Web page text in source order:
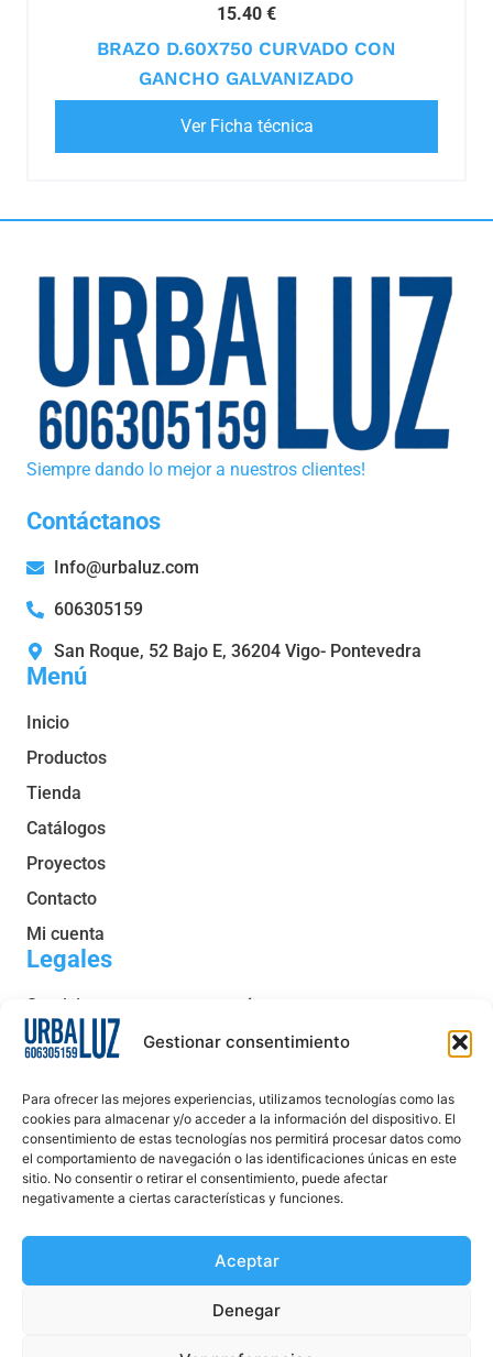
Gestionar consentimiento
Para ofrecer las mejores experiencias, utilizamos tecnologías como las
cookies para almacenar y/o acceder a la información del dispositivo. El
consentimiento de estas tecnologías nos permitirá procesar datos como
el comportamiento de navegación o las identificaciones únicas en este
sitio. No consentir o retirar el consentimiento, puede afectar
negativamente a ciertas características y funciones.
Aceptar
Denegar
15.40 €
BRAZO D.60X750 CURVADO CON
GANCHO GALVANIZADO
Ver Ficha técnica
Siempre dando lo mejor a nuestros clientes!
Menú
Inicio
Productos
Tienda
Catálogos
Proyectos
Contacto
Mi cuenta
Legales
Servicio post venta y garantía
Condiciones generales de venta
Política de cookies
Aviso legal
Declaración de accesibilidad
Contáctanos
Info@urbaluz.com
606305159
San Roque, 52 Bajo E, 36204 Vigo- Pontevedra